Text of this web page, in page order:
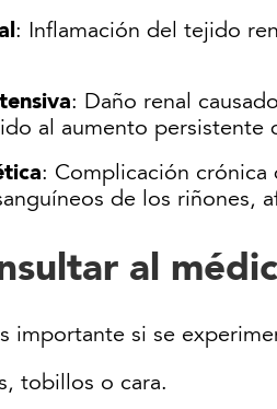
: Inflamación del tejido
: Daño renal
al aumento persistente
: Complicación crónica
de los riñones,
al
importante si se
tobillos o cara.